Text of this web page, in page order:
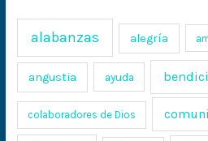
alabanzas alegría
angustia ayuda
colaboradores de Dios